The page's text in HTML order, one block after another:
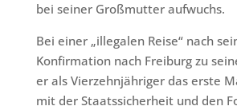
bei seiner Großmutter aufwuchs.
Bei einer „illegalen Reise“ nach
Konfirmation nach Freiburg zu
er als Vierzehnjähriger das erste
mit der Staatssicherheit und den